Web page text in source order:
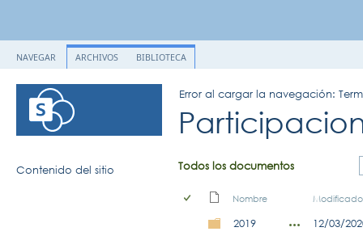
NAVEGAR ARCHIVOS BIBLIOTECA
Error al cargar la navegación:
Contenido del sitio Todos los documentos
Nombre Modificado
2019
12/03/